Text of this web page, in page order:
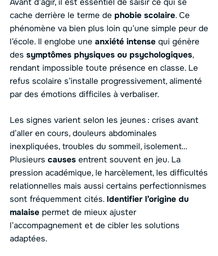
Avant d’agir, il est essentiel de saisir ce qui se
cache derrière le terme de phobie scolaire. Ce
phénomène va bien plus loin qu’une simple peur de
l’école. Il englobe une anxiété intense qui génère
des symptômes physiques ou psychologiques,
rendant impossible toute présence en classe. Le
refus scolaire s’installe progressivement, alimenté
par des émotions difficiles à verbaliser.
Les signes varient selon les jeunes : crises avant
d’aller en cours, douleurs abdominales
inexpliquées, troubles du sommeil, isolement…
Plusieurs causes entrent souvent en jeu. La
pression académique, le harcèlement, les difficultés
relationnelles mais aussi certains perfectionnismes
sont fréquemment cités. Identifier l’origine du
malaise permet de mieux ajuster
l’accompagnement et de cibler les solutions
adaptées.